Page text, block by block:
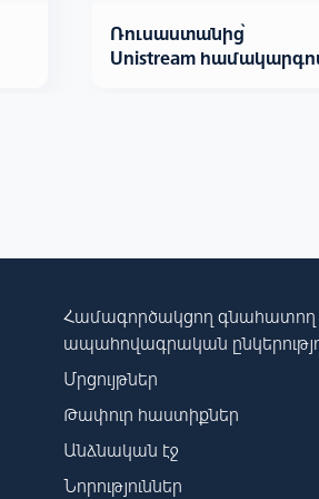
Ռուսաստանից՝
Unistream
Համագործակցող գնահատող
ապահովագրական
Մրցույթներ
Թափուր հաստիքներ
Անձնական էջ
Նորություններ